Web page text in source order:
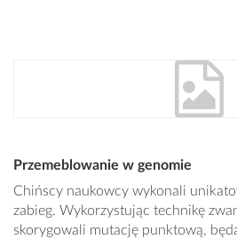
Przemeblowanie w genomie
Chińscy naukowcy wykonali
zabieg. Wykorzystując technikę
skorygowali mutację punktową,